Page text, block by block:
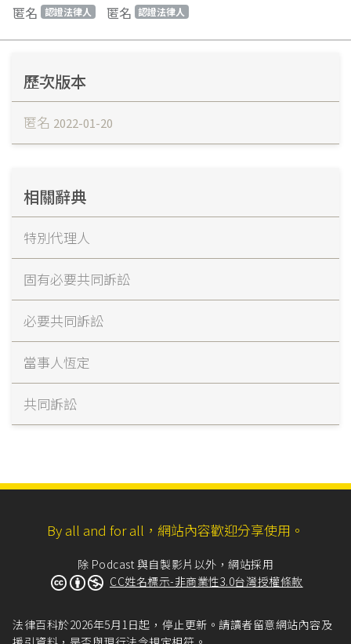
匿名 認證法律人 匿名 認證法律人
歷次版本
匿名 2022-01-20
相關辭典
特別代理人
固有必要共同訴訟
必要共同訴訟
當事人恆定
共同訴訟
By all and for all，網站內容歡迎分享使用。
除 Podcast 與自製影片以外，網站採用
CC姓名標示-非商業性3.0台灣授權條款
法律百科於2026年5月1日起，停止更新。請讀者留意網站內容及